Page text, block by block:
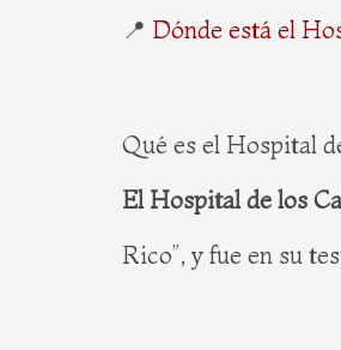
📍 Dónde está el
Qué es el Hospital
El Hospital de los
Rico”, y fue en su